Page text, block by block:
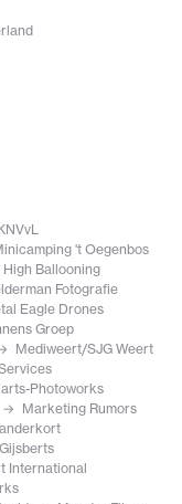
't Oegenbos
High Ballooning
Fotografie
Eagle Drones
Groep
Mediweert/SJG Weert
Photoworks
Marketing Rumors
International